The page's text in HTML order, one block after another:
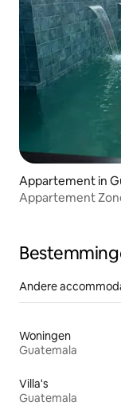
Appartement in
Appartement
Andere
Woningen
Guatemala
Villa's
Guatemala